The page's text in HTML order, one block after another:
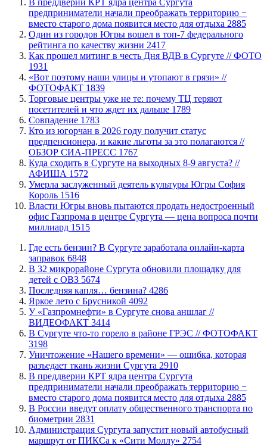
предприниматели начали преображать территорию −
вместо старого дома появится место для отдыха 2885
Один из городов Югры вошел в топ-7 федерального
рейтинга по качеству жизни 2417
Как прошел митинг в честь Дня ВДВ в Сургуте // ФОТО
1931
«Вот поэтому наши улицы и утопают в грязи» //
ФОТОФАКТ 1839
Торговые центры уже не те: почему ТЦ теряют
посетителей и что ждет их дальше 1789
​Совпадение 1783
Кто из югорчан в 2026 году получит статус
предпенсионера, и какие льготы за это полагаются //
ОБЗОР СИА-ПРЕСС 1767
​Куда сходить в Сургуте на выходных 8-9 августа? //
АФИША 1572
​Умерла заслуженный деятель культуры Югры София
Король 1516
Власти Югры вновь пытаются продать недостроенный
офис Газпрома в центре Сургута — цена вопроса почти
миллиард 1515
​Где есть бензин? В Сургуте заработала онлайн-карта
заправок 6848
В 32 микрорайоне Сургута обновили площадку для
детей с ОВЗ 5674
​Последняя капля… бензина? 4286
Яркое лето с Брусникой 4092
У «Газпромнефти» в Сургуте снова аншлаг //
ВИДЕОФАКТ 3414
​В Сургуте что-то горело в районе ГРЭС // ФОТОФАКТ
3198
​Уничтожение «Нашего времени» — ошибка, которая
разъедает ткань жизни Сургута 2910
​В преддверии КРТ ядра центра Сургута
предприниматели начали преображать территорию −
вместо старого дома появится место для отдыха 2885
В России введут оплату общественного транспорта по
биометрии 2831
​Администрация Сургута запустит новый автобусный
маршрут от ПИКСа к «Сити Моллу» 2754